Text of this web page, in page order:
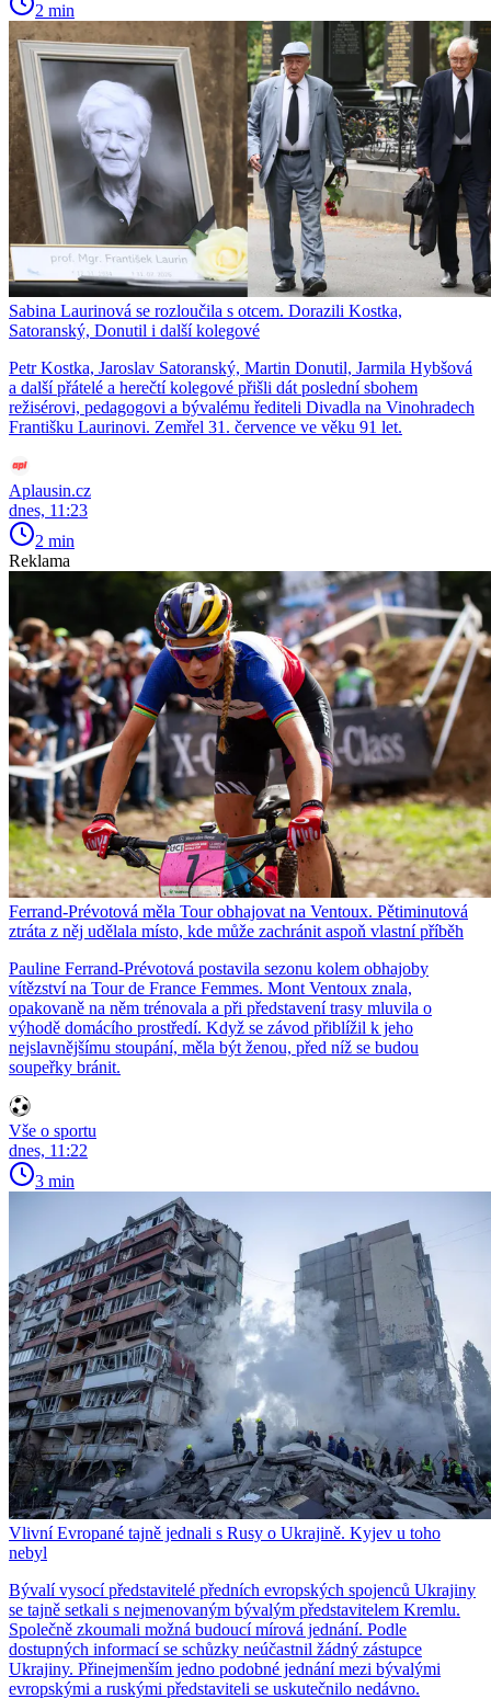
2 min
Sabina Laurinová se rozloučila s otcem. Dorazili Kostka,
Satoranský, Donutil i další kolegové
Petr Kostka, Jaroslav Satoranský, Martin Donutil, Jarmila Hybšová
a další přátelé a herečtí kolegové přišli dát poslední sbohem
režisérovi, pedagogovi a bývalému řediteli Divadla na Vinohradech
Františku Laurinovi. Zemřel 31. července ve věku 91 let.
Aplausin.cz
dnes, 11:23
2 min
Reklama
Ferrand-Prévotová měla Tour obhajovat na Ventoux. Pětiminutová
ztráta z něj udělala místo, kde může zachránit aspoň vlastní příběh
Pauline Ferrand-Prévotová postavila sezonu kolem obhajoby
vítězství na Tour de France Femmes. Mont Ventoux znala,
opakovaně na něm trénovala a při představení trasy mluvila o
výhodě domácího prostředí. Když se závod přiblížil k jeho
nejslavnějšímu stoupání, měla být ženou, před níž se budou
soupeřky bránit.
Vše o sportu
dnes, 11:22
3 min
Vlivní Evropané tajně jednali s Rusy o Ukrajině. Kyjev u toho
nebyl
Bývalí vysocí představitelé předních evropských spojenců Ukrajiny
se tajně setkali s nejmenovaným bývalým představitelem Kremlu.
Společně zkoumali možná budoucí mírová jednání. Podle
dostupných informací se schůzky neúčastnil žádný zástupce
Ukrajiny. Přinejmenším jedno podobné jednání mezi bývalými
evropskými a ruskými představiteli se uskutečnilo nedávno.